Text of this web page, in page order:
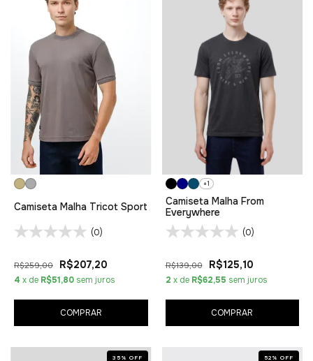
Camiseta Malha Tricot Sport
(0)
R$259,00 R$207,20
4 x de R$51,80 sem juros
COMPRAR
+1
Camiseta Malha From
Everywhere
(0)
R$139,00 R$125,10
2 x de R$62,55 sem juros
COMPRAR
35 % OFF 52 % OFF